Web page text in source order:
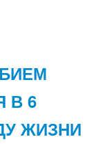
В 6
ЖИЗНИ